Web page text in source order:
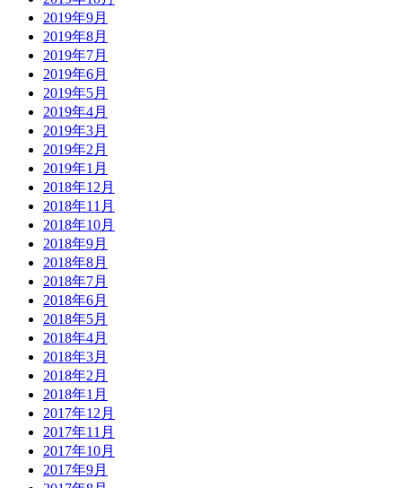
2019年9月
2019年8月
2019年7月
2019年6月
2019年5月
2019年4月
2019年3月
2019年2月
2019年1月
2018年12月
2018年11月
2018年10月
2018年9月
2018年8月
2018年7月
2018年6月
2018年5月
2018年4月
2018年3月
2018年2月
2018年1月
2017年12月
2017年11月
2017年10月
2017年9月